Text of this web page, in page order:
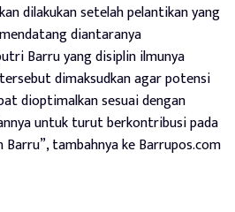
dilakukan setelah pelantikan yang
diantaranya
Barru yang disiplin ilmunya
dimaksudkan agar potensi
dioptimalkan sesuai dengan
untuk turut berkontribusi pada
tambahnya ke Barrupos.com